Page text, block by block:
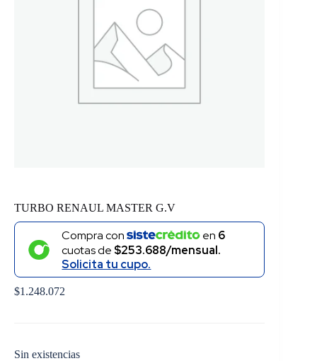
TURBO RENAUL MASTER G.V
Compra con en 6
cuotas de $253.688/mensual.
Solicita tu cupo.
$1.248.072
Sin existencias